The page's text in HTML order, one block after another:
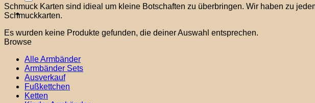
Schmuck Karten sind idieal um kleine Botschaften zu überbringen. Wir haben zu
Schmuckkarten.
Es wurden keine Produkte gefunden, die deiner Auswahl entsprechen.
Browse
Alle Armbänder
Armbänder Sets
Ausverkauf
Fußkettchen
Ketten